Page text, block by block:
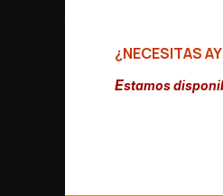
¿NECESITAS
Estamos